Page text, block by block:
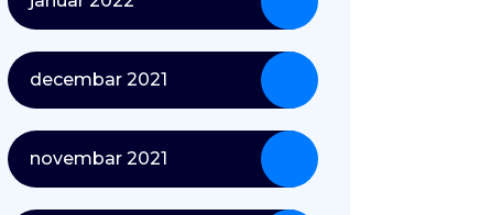
decembar 2021
novembar 2021